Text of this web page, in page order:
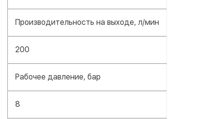
Производительность на выходе, л/мин
200
Рабочее давление, бар
8